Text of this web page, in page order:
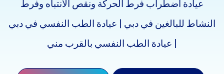
عيادة اضطراب فرط الحركة ونقص الانتباه وفرط
النشاط للبالغين في دبي | عيادة الطب النفسي في دبي
| عيادة الطب النفسي بالقرب مني